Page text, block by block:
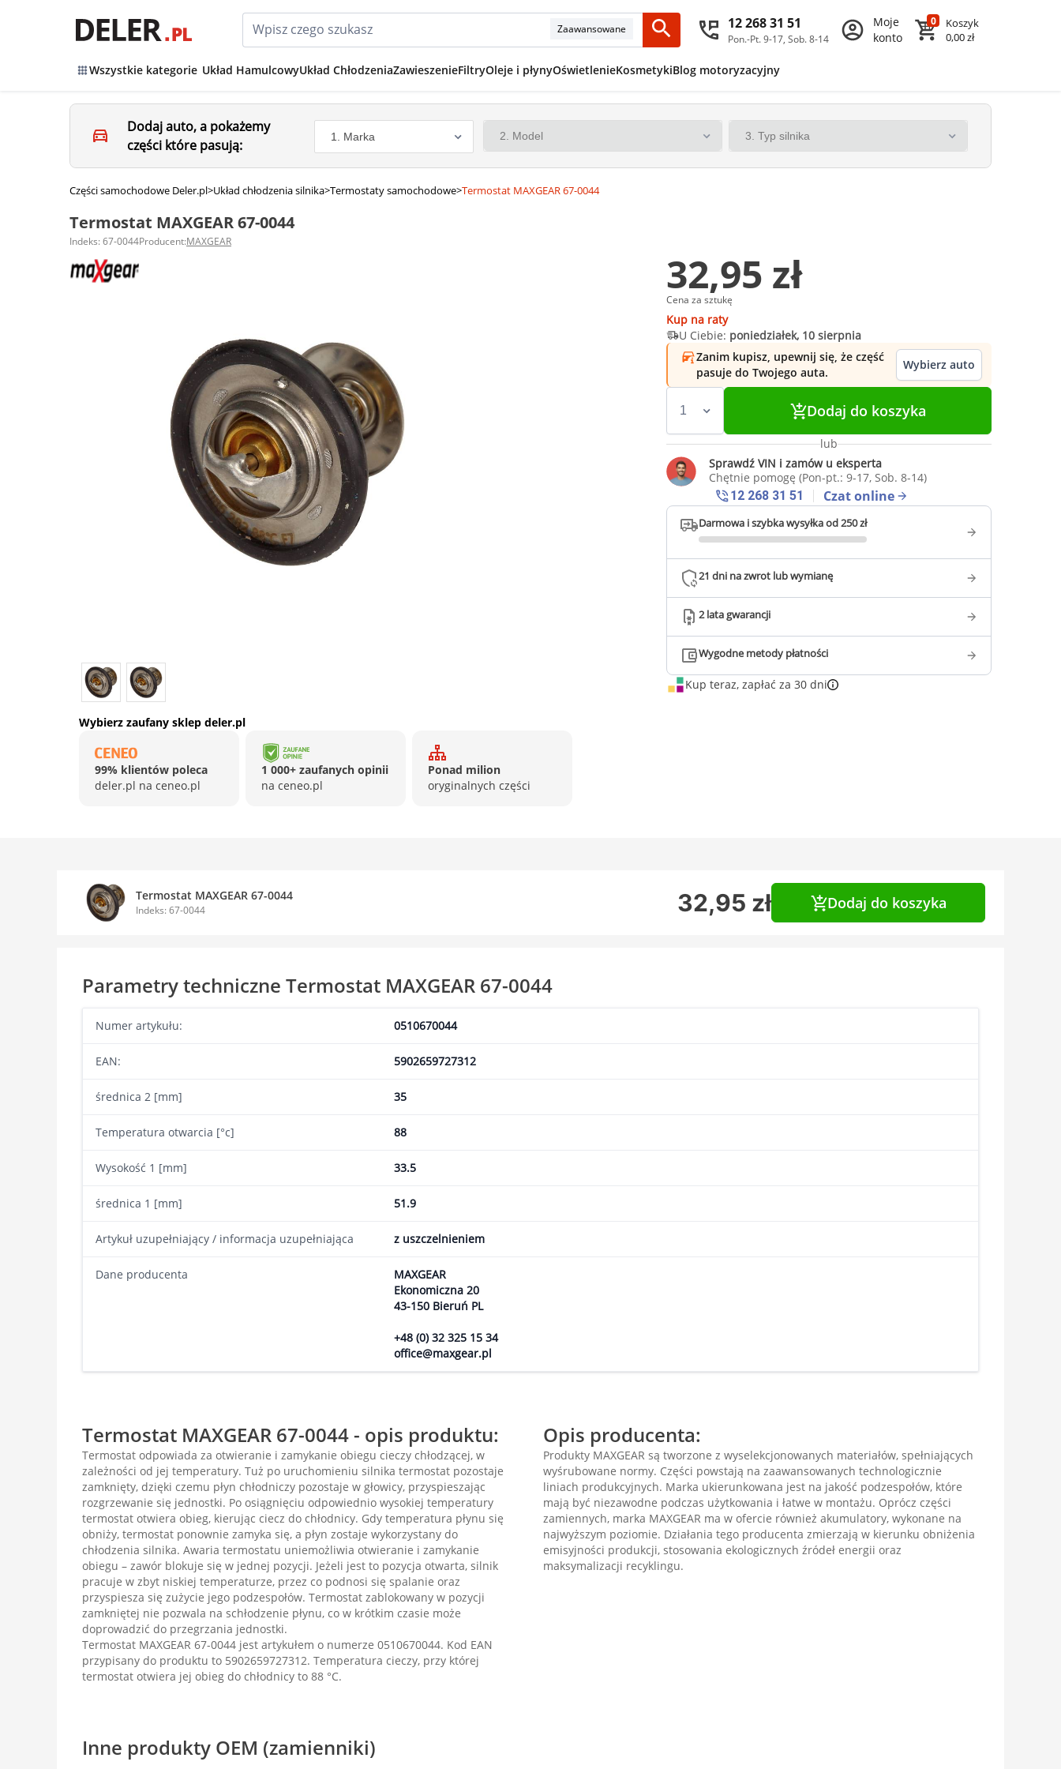
Zaawansowane 12 268 31 51
Pon.-Pt. 9-17, Sob. 8-14
Moje
konto
0
Koszyk
0,00 zł
Wszystkie kategorie Układ HamulcowyUkład ChłodzeniaZawieszenieFiltryOleje i płynyOświetlenieKosmetykiBlog motoryzacyjny
Dodaj auto, a pokażemy
części które pasują:
Części samochodowe Deler.pl>Układ chłodzenia silnika>Termostaty samochodowe>Termostat MAXGEAR 67-0044
Termostat MAXGEAR 67-0044
Indeks: 67-0044Producent:MAXGEAR
32,95 zł
Cena za sztukę
Kup na raty
U Ciebie: poniedziałek, 10 sierpnia
Zanim kupisz, upewnij się, że część
pasuje do Twojego auta.
Wybierz auto
Dodaj do koszyka
lub
Sprawdź VIN i zamów u eksperta
Chętnie pomogę (Pon-pt.: 9-17, Sob. 8-14)
12 268 31 51
Czat online
Darmowa i szybka wysyłka od 250 zł
21 dni na zwrot lub wymianę
2 lata gwarancji
Wygodne metody płatności
Kup teraz, zapłać za 30 dni
Wybierz zaufany sklep deler.pl
99% klientów poleca
deler.pl na ceneo.pl
1 000+ zaufanych opinii
na ceneo.pl
Ponad milion
oryginalnych części
Termostat MAXGEAR 67-0044
Indeks: 67-0044 32,95 zł Dodaj do koszyka
Parametry techniczne Termostat MAXGEAR 67-0044
Numer artykułu: 0510670044
EAN: 5902659727312
średnica 2 [mm] 35
Temperatura otwarcia [°c] 88
Wysokość 1 [mm] 33.5
średnica 1 [mm] 51.9
Artykuł uzupełniający / informacja uzupełniająca z uszczelnieniem
Dane producenta
MAXGEAR
Ekonomiczna 20
43-150 Bieruń PL
+48 (0) 32 325 15 34
office@maxgear.pl
Termostat MAXGEAR 67-0044 - opis produktu:
Termostat odpowiada za otwieranie i zamykanie obiegu cieczy chłodzącej, w
zależności od jej temperatury. Tuż po uruchomieniu silnika termostat pozostaje
zamknięty, dzięki czemu płyn chłodniczy pozostaje w głowicy, przyspieszając
rozgrzewanie się jednostki. Po osiągnięciu odpowiednio wysokiej temperatury
termostat otwiera obieg, kierując ciecz do chłodnicy. Gdy temperatura płynu się
obniży, termostat ponownie zamyka się, a płyn zostaje wykorzystany do
chłodzenia silnika. Awaria termostatu uniemożliwia otwieranie i zamykanie
obiegu – zawór blokuje się w jednej pozycji. Jeżeli jest to pozycja otwarta, silnik
pracuje w zbyt niskiej temperaturze, przez co podnosi się spalanie oraz
przyspiesza się zużycie jego podzespołów. Termostat zablokowany w pozycji
zamkniętej nie pozwala na schłodzenie płynu, co w krótkim czasie może
doprowadzić do przegrzania jednostki.
Termostat MAXGEAR 67-0044 jest artykułem o numerze 0510670044. Kod EAN
przypisany do produktu to 5902659727312. Temperatura cieczy, przy której
termostat otwiera jej obieg do chłodnicy to 88 °C.
Opis producenta:
Produkty MAXGEAR są tworzone z wyselekcjonowanych materiałów, spełniających
wyśrubowane normy. Części powstają na zaawansowanych technologicznie
liniach produkcyjnych. Marka ukierunkowana jest na jakość podzespołów, które
mają być niezawodne podczas użytkowania i łatwe w montażu. Oprócz części
zamiennych, marka MAXGEAR ma w ofercie również akumulatory, wykonane na
najwyższym poziomie. Działania tego producenta zmierzają w kierunku obniżenia
emisyjności produkcji, stosowania ekologicznych źródeł energii oraz
maksymalizacji recyklingu.
Inne produkty OEM (zamienniki)